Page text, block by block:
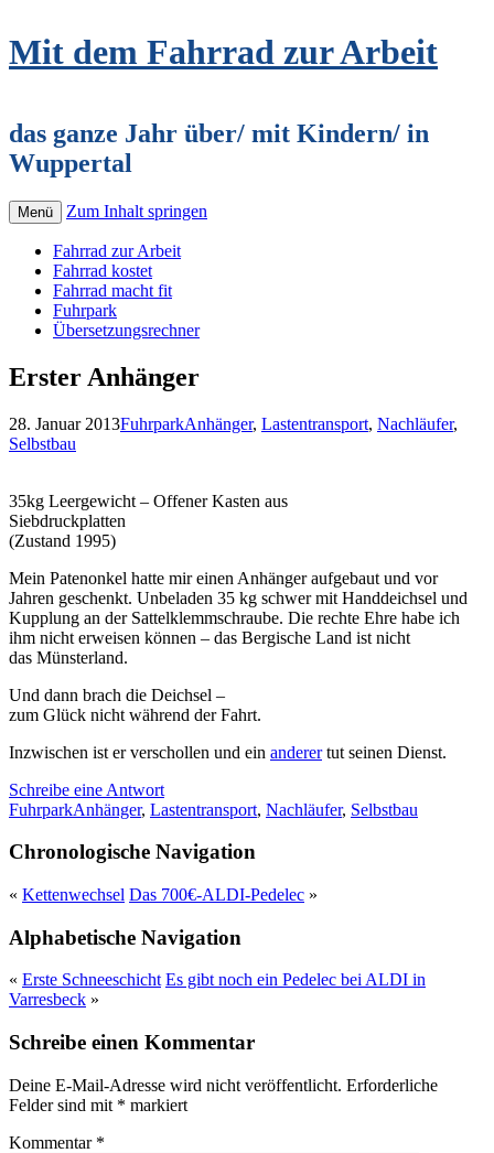
Mit dem Fahrrad zur Arbeit
das ganze Jahr über/ mit Kindern/ in
Wuppertal
Menü Zum Inhalt springen
Fahrrad zur Arbeit
Fahrrad kostet
Fahrrad macht fit
Fuhrpark
Übersetzungsrechner
Erster Anhänger
28. Januar 2013FuhrparkAnhänger, Lastentransport, Nachläufer,
Selbstbau
35kg Leergewicht – Offener Kasten aus
Siebdruckplatten
(Zustand 1995)
Mein Patenonkel hatte mir einen Anhänger aufgebaut und vor
Jahren geschenkt. Unbeladen 35 kg schwer mit Handdeichsel und
Kupplung an der Sattelklemmschraube. Die rechte Ehre habe ich
ihm nicht erweisen können – das Bergische Land ist nicht
das Münsterland.
Und dann brach die Deichsel –
zum Glück nicht während der Fahrt.
Inzwischen ist er verschollen und ein anderertut seinen Dienst.
Schreibe eine Antwort
FuhrparkAnhänger, Lastentransport, Nachläufer, Selbstbau
Chronologische Navigation
« Kettenwechsel Das 700€-ALDI-Pedelec »
Alphabetische Navigation
« Erste Schneeschicht Es gibt noch ein Pedelec bei ALDI in
Varresbeck »
Schreibe einen Kommentar
Deine E-Mail-Adresse wird nicht veröffentlicht. Erforderliche
Felder sind mit * markiert
Kommentar *